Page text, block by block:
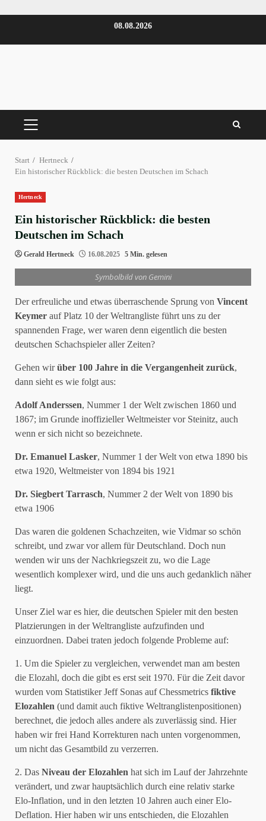
08.08.2026
PRIMÄRES
Start
Hertneck
Ein historischer Rückblick: die besten Deutschen im Schach
Hertneck
Ein historischer Rückblick: die besten
Deutschen im Schach
Gerald Hertneck 16.08.2025 5 Min. gelesen
Symbolbild von Gemini
Der erfreuliche und etwas überraschende Sprung von Vincent
Keymer auf Platz 10 der Weltrangliste führt uns zu der
spannenden Frage, wer waren denn eigentlich die besten
deutschen Schachspieler aller Zeiten?
Gehen wirüber 100 Jahre in die Vergangenheit zurück,
dann sieht es wie folgt aus:
Adolf Anderssen, Nummer 1 der Welt zwischen 1860 und
1867; im Grunde inoffizieller Weltmeister vor Steinitz, auch
wenn er sich nicht so bezeichnete.
Dr. Emanuel Lasker, Nummer 1 der Welt von etwa 1890 bis
etwa 1920, Weltmeister von 1894 bis 1921
Dr. Siegbert Tarrasch, Nummer 2 der Welt von 1890 bis
etwa 1906
Das waren die goldenen Schachzeiten, wie Vidmar so schön
schreibt, und zwar vor allem für Deutschland. Doch nun
wenden wir uns der Nachkriegszeit zu, wo die Lage
wesentlich komplexer wird, und die uns auch gedanklich näher
liegt.
Unser Ziel war es hier, die deutschen Spieler mit den besten
Platzierungen in der Weltrangliste aufzufinden und
einzuordnen. Dabei traten jedoch folgende Probleme auf:
1. Um die Spieler zu vergleichen, verwendet man am besten
die Elozahl, doch die gibt es erst seit 1970. Für die Zeit davor
wurden vom Statistiker Jeff Sonas auf Chessmetrics fiktive
Elozahlen (und damit auch fiktive Weltranglistenpositionen)
berechnet, die jedoch alles andere als zuverlässig sind. Hier
haben wir frei Hand Korrekturen nach unten vorgenommen,
um nicht das Gesamtbild zu verzerren.
2. Das Niveau der Elozahlen hat sich im Lauf der Jahrzehnte
verändert, und zwar hauptsächlich durch eine relativ starke
Elo-Inflation, und in den letzten 10 Jahren auch einer Elo-
Deflation. Hier haben wir uns entschieden, die Elozahlen